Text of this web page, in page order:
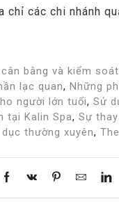
chỉ các chi nhánh
bằng và kiểm
lạc quan, Những
người lớn tuổi, Sử
tại Kalin Spa, Sự
thường xuyên,